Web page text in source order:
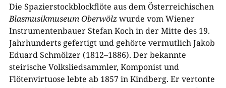
Die Spazierstockblockflöte aus dem Österreichischen
Blasmusikmuseum Oberwölzwurde vom Wiener
Instrumentenbauer Stefan Koch in der Mitte des 19.
Jahrhunderts gefertigt und gehörte vermutlich Jakob
Eduard Schmölzer (1812–1886). Der bekannte
steirische Volksliedsammler, Komponist und
Flötenvirtuose lebte ab 1857 in Kindberg. Er vertonte